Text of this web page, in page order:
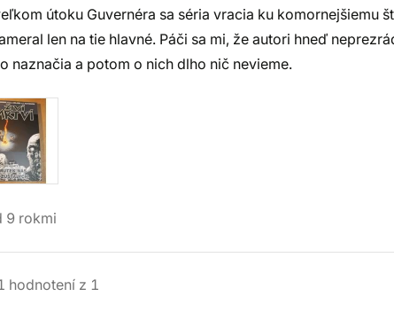
útoku Guvernéra sa séria vracia ku komornejšiemu
len na tie hlavné. Páči sa mi, že autori hneď
naznačia a potom o nich dlho nič nevieme.
9 rokmi
hodnotení z 1